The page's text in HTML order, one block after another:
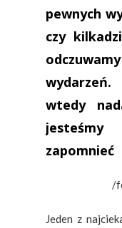
pewnych
czy
wtedy
zapomnieć
/
Jeden z